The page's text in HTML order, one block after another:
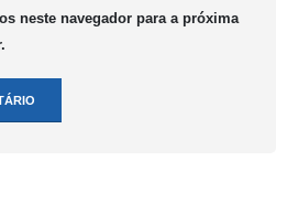
neste navegador para a próxima